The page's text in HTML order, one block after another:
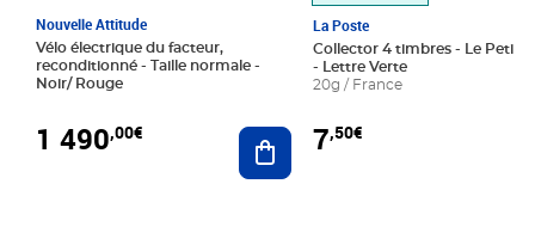
Nouvelle Attitude
Vélo électrique du facteur,
reconditionné - Taille normale -
Noir/ Rouge
1 490,00€ Ajouter au panier
La Poste
Collector 4 timbres - Le Petit
- Lettre Verte
20g / France
7,50€